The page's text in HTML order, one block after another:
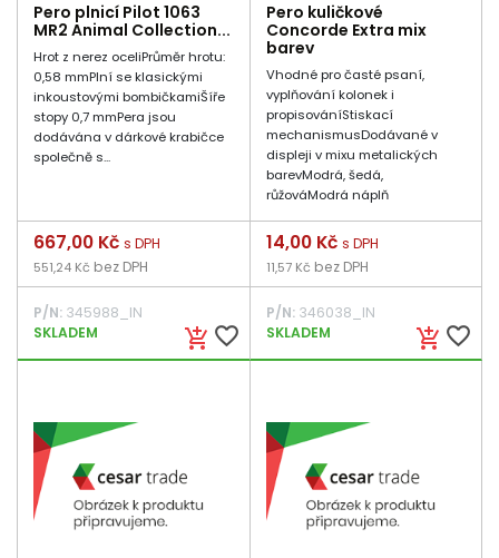
Pero plnicí Pilot 1063
MR2 Animal Collection...
Hrot z nerez oceliPrůměr hrotu:
0,58 mmPlní se klasickými
inkoustovými bombičkamiŠíře
stopy 0,7 mmPera jsou
dodávána v dárkové krabičce
společně s...
add_shopping_cart favorite_border
Cena
667,00 Kč s DPH
551,24 Kč bez DPH
P/N: 345988_IN
SKLADEM
Pero kuličkové
Concorde Extra mix
barev
Vhodné pro časté psaní,
vyplňování kolonek i
propisováníStiskací
mechanismusDodávané v
displeji v mixu metalických
barevModrá, šedá,
růžováModrá náplň
add_shopping_cart favorite_border
Cena
14,00 Kč s DPH
11,57 Kč bez DPH
P/N:346038_IN
SKLADEM